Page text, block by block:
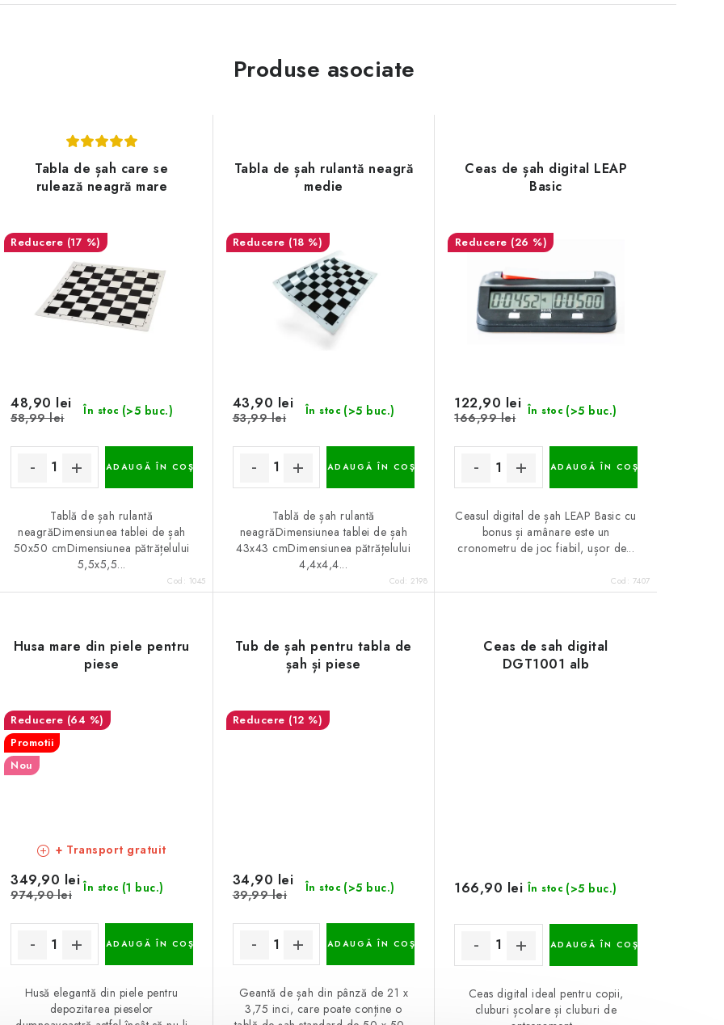
Produse asociate
Tabla de șah care se
rulează neagră mare
(17 %)
În stoc (>5 buc.)
48,90 lei
58,99 lei
ADAUGĂ ÎN COŞ
Tablă de șah rulantă
neagrăDimensiunea tablei de șah
50x50 cmDimensiunea pătrățelului
5,5x5,5...
Cod: 1045
Tabla de șah rulantă neagră
medie
(18 %)
În stoc (>5 buc.)
43,90 lei
53,99 lei
ADAUGĂ ÎN COŞ
Tablă de șah rulantă
neagrăDimensiunea tablei de șah
43x43 cmDimensiunea pătrățelului
4,4x4,4...
Cod: 2198
Ceas de șah digital LEAP
Basic
(26 %)
În stoc (>5 buc.)
122,90 lei
166,99 lei
ADAUGĂ ÎN COŞ
Ceasul digital de șah LEAP Basic cu
bonus și amânare este un
cronometru de joc fiabil, ușor de...
Cod: 7407
Husa mare din piele pentru
piese
(64 %)
Promotii
Nou
+ Transport gratuit
În stoc (1 buc.)
349,90 lei
974,90 lei
ADAUGĂ ÎN COŞ
Husă elegantă din piele pentru
depozitarea pieselor
Tub de șah pentru tabla de
șah și piese
(12 %)
În stoc (>5 buc.)
34,90 lei
39,99 lei
ADAUGĂ ÎN COŞ
Geantă de șah din pânză de 21 x
3,75 inci, care poate conține o
Ceas de sah digital
DGT1001 alb
În stoc (>5 buc.)
166,90 lei
ADAUGĂ ÎN COŞ
Ceas digital ideal pentru copii,
cluburi școlare și cluburi de